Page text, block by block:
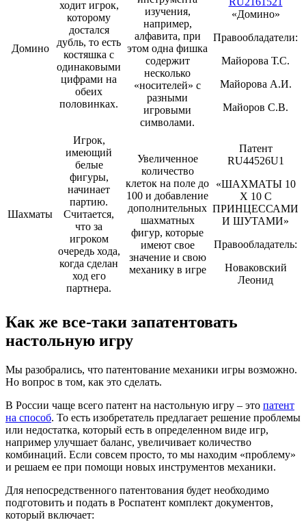
Домино
ходит игрок,
которому
достался
дубль, то есть
костяшка с
одинаковыми
цифрами на
обеих
половинках.
изучения,
например,
алфавита, при
этом одна фишка
содержит
несколько
«носителей» с
разными
игровыми
символами.
«Домино»
Правообладатели:
Майорова Т.С.
Майорова А.И.
Майоров С.В.
Шахматы
Игрок,
имеющий
белые
фигуры,
начинает
партию.
Считается,
что за
игроком
очередь хода,
когда сделан
ход его
партнера.
Увеличенное
количество
клеток на поле до
100 и добавление
дополнительных
шахматных
фигур, которые
имеют свое
значение и свою
механику в игре
Патент
RU44526U1
«ШАХМАТЫ 10
Х 10 С
ПРИНЦЕССАМИ
И ШУТАМИ»
Правообладатель:
Новаковский
Леонид
Как же все-таки запатентовать
настольную игру
Мы разобрались, что патентование механики игры возможно.
Но вопрос в том, как это сделать.
В России чаще всего патент на настольную игру – это патент
на способ. То есть изобретатель предлагает решение проблемы
или недостатка, который есть в определенном виде игр,
например улучшает баланс, увеличивает количество
комбинаций. Если совсем просто, то мы находим «проблему»
и решаем ее при помощи новых инструментов механики.
Для непосредственного патентования будет необходимо
подготовить и подать в Роспатент комплект документов,
который включает: